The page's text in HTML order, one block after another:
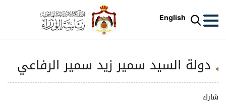
English
دولة السيد سمير زيد سمير الرفاعي
شارك